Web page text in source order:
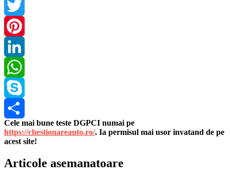
Facebook
Twitter
Pinterest
LinkedIn
WhatsApp
Skype
Share
Cele mai bune teste DGPCI numai pe
https://chestionareauto.ro/. Ia permisul mai usor invatand de pe
acest site!
Articole asemanatoare